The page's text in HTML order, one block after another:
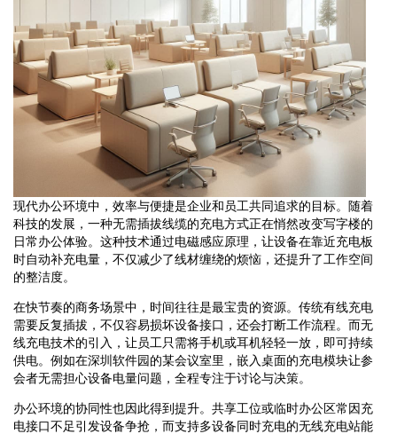
现代办公环境中，效率与便捷是企业和员工共同追求的目标。随着
科技的发展，一种无需插拔线缆的充电方式正在悄然改变写字楼的
日常办公体验。这种技术通过电磁感应原理，让设备在靠近充电板
时自动补充电量，不仅减少了线材缠绕的烦恼，还提升了工作空间
的整洁度。
在快节奏的商务场景中，时间往往是最宝贵的资源。传统有线充电
需要反复插拔，不仅容易损坏设备接口，还会打断工作流程。而无
线充电技术的引入，让员工只需将手机或耳机轻轻一放，即可持续
供电。例如在深圳软件园的某会议室里，嵌入桌面的充电模块让参
会者无需担心设备电量问题，全程专注于讨论与决策。
办公环境的协同性也因此得到提升。共享工位或临时办公区常因充
电接口不足引发设备争抢，而支持多设备同时充电的无线充电站能